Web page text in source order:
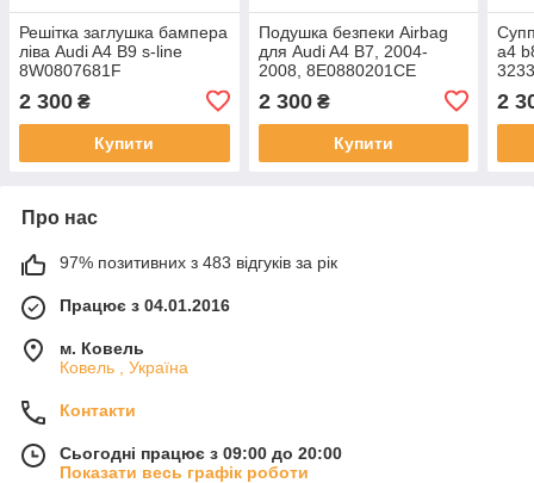
Решітка заглушка бампера
ліва Audi A4 B9 s-line
8W0807681F
2 300 ₴
Купити
Подушка безпеки Airbag
для Audi A4 B7, 2004-
2008, 8E0880201CE
2 300₴
Купити
a4
2
Про нас
97% позитивних з 483 відгуків за рік
Працює з 04.01.2016
м. Ковель
Ковель , Україна
Контакти
Сьогодні працює з 09:00 до 20:00
Показати весь графік роботи